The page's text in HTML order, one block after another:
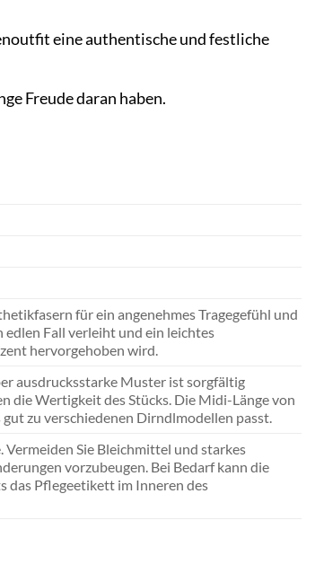
eine authentische und festliche
Freude daran haben.
für ein angenehmes Tragegefühl und
edlen Fall verleiht und ein leichtes
hervorgehoben wird.
ausdrucksstarke Muster ist sorgfältig
die Wertigkeit des Stücks. Die Midi-Länge von
zu verschiedenen Dirndlmodellen passt.
Sie Bleichmittel und starkes
vorzubeugen. Bei Bedarf kann die
das Pflegeetikett im Inneren des